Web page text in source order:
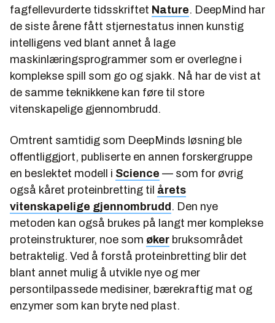
fagfellevurderte tidsskriftet Nature. DeepMind har
de siste årene fått stjernestatus innen kunstig
intelligens ved blant annet å lage
maskinlæringsprogrammer som er overlegne i
komplekse spill som go og sjakk. Nå har de vist at
de samme teknikkene kan føre til store
vitenskapelige gjennombrudd.
Omtrent samtidig som DeepMinds løsning ble
offentliggjort, publiserte en annen forskergruppe
en beslektet modell i Science — som for øvrig
også kåret proteinbretting til årets
vitenskapelige gjennombrudd. Den nye
metoden kan også brukes på langt mer komplekse
proteinstrukturer, noe som øker bruksområdet
betraktelig. Ved å forstå proteinbretting blir det
blant annet mulig å utvikle nye og mer
persontilpassede medisiner, bærekraftig mat og
enzymer som kan bryte ned plast.